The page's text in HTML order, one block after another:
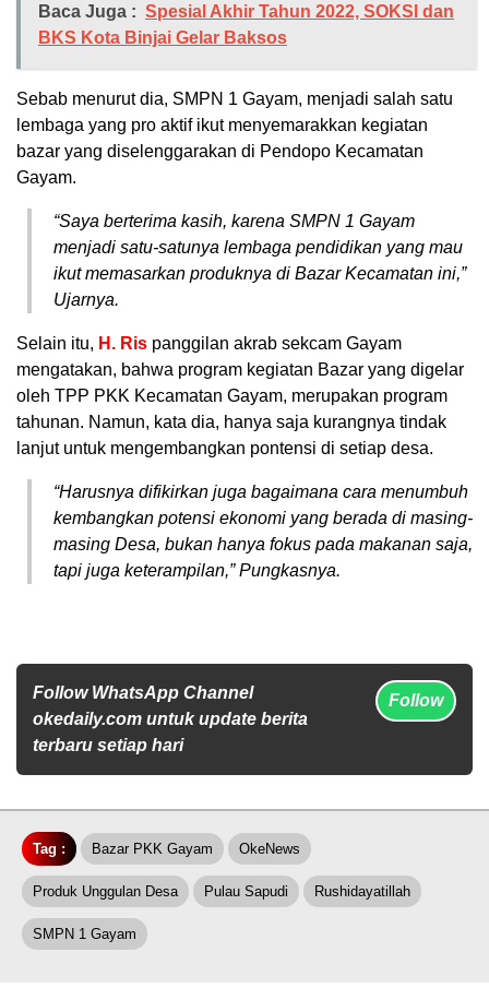
Baca Juga : Spesial Akhir Tahun 2022, SOKSI dan
BKS Kota Binjai Gelar Baksos
Sebab menurut dia, SMPN 1 Gayam, menjadi salah satu
lembaga yang pro aktif ikut menyemarakkan kegiatan
bazar yang diselenggarakan di Pendopo Kecamatan
Gayam.
“Saya berterima kasih, karena SMPN 1 Gayam
menjadi satu-satunya lembaga pendidikan yang mau
ikut memasarkan produknya di Bazar Kecamatan ini,”
Ujarnya.
Selain itu, H. Ris panggilan akrab sekcam Gayam
mengatakan, bahwa program kegiatan Bazar yang digelar
oleh TPP PKK Kecamatan Gayam, merupakan program
tahunan. Namun, kata dia, hanya saja kurangnya tindak
lanjut untuk mengembangkan pontensi di setiap desa.
“Harusnya difikirkan juga bagaimana cara menumbuh
kembangkan potensi ekonomi yang berada di masing-
masing Desa, bukan hanya fokus pada makanan saja,
tapi juga keterampilan,” Pungkasnya.
Follow WhatsApp Channel
okedaily.com untuk update berita
terbaru setiap hari
Follow
Tag : Bazar PKK Gayam OkeNews
Produk Unggulan Desa Pulau Sapudi Rushidayatillah
SMPN 1 Gayam